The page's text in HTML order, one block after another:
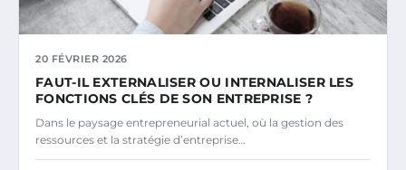
20 FÉVRIER 2026
FAUT-IL EXTERNALISER OU INTERNALISER LES
FONCTIONS CLÉS DE SON ENTREPRISE ?
Dans le paysage entrepreneurial actuel, où la gestion des
ressources et la stratégie d’entreprise…